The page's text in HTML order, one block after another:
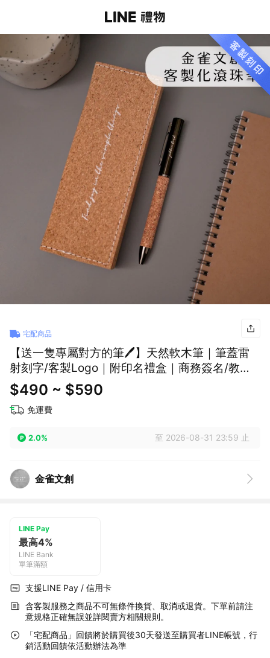
宅配商品
【送一隻專屬對方的筆🖊️】天然軟木筆｜筆蓋雷
射刻字/客製Logo｜附印名禮盒｜商務簽名/教師
節/畢業/質感送禮/企業贈品/父親節
$490 ~ $590
免運費
2.0% 至 2026-08-31 23:59 止
金雀文創
LINE Pay
最高4%
LINE Bank
單筆滿額
支援LINE Pay / 信用卡
含客製服務之商品不可無條件換貨、取消或退貨。下單前請注
意規格正確無誤並詳閱賣方相關規則。
「宅配商品」回饋將於購買後30天發送至購買者LINE帳號，行
銷活動回饋依活動辦法為準